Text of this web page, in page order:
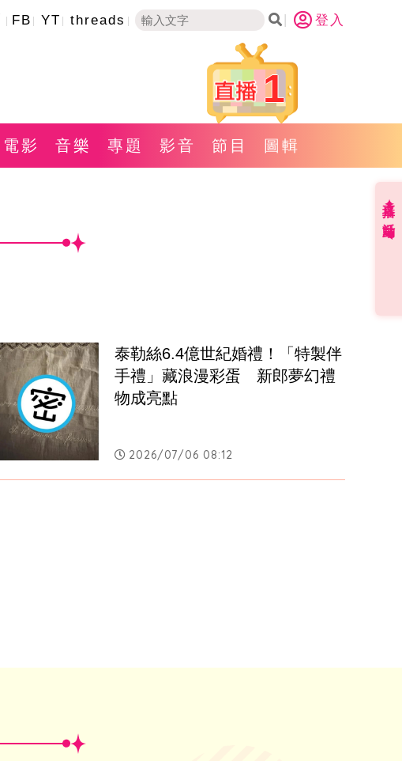
FB YT threads 登入
1
電影 音樂 專題 影音 節目 圖輯
泰勒絲6.4億世紀婚禮！「特製伴
手禮」藏浪漫彩蛋　新郎夢幻禮
物成亮點
2026/07/06 08:12
直播✦活動